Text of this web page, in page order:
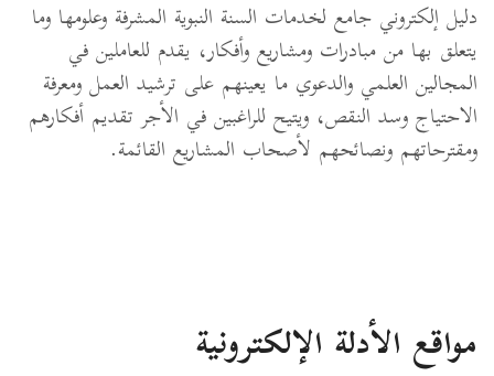
دليل إلكتروني جامع لخدمات السنة النبوية المشرفة وعلومها وما
يتعلق بها من مبادرات ومشاريع وأفكار، يقدم للعاملين في
المجالين العلمي والدعوي ما يعينهم على ترشيد العمل ومعرفة
الاحتياج وسد النقص، ويتيح للراغبين في الأجر تقديم أفكارهم
ومقترحاتهم ونصائحهم لأصحاب المشاريع القائمة.
مواقع الأدلة الإلكترونية